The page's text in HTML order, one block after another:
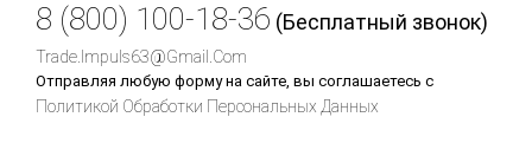
8 (800) 100-18-36 (Бесплатный звонок)
Trade.impuls63@gmail.com
Отправляя любую форму на сайте, вы соглашаетесь с
Политикой Обработки Персональных Данных